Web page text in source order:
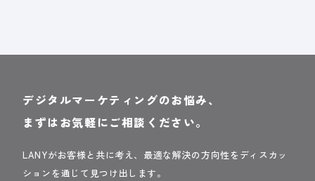
デジタルマーケティングのお悩み、
まずはお気軽にご相談ください。
LANYがお客様と共に考え、最適な解決の方向性をディスカッ
ションを通じて見つけ出します。